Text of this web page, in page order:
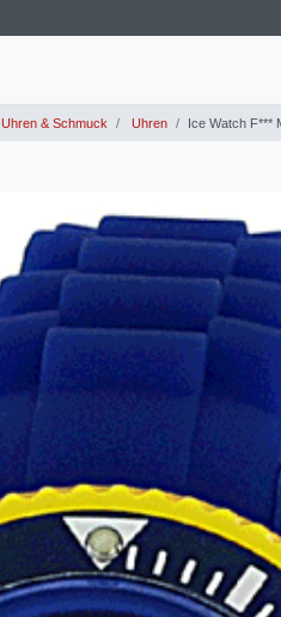
Uhren & Schmuck Uhren Ice Watch F***